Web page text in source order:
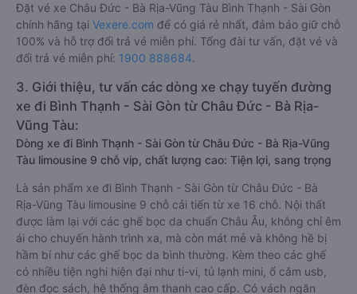
Đặt vé xe Châu Đức - Bà Rịa-Vũng Tàu Bình Thạnh - Sài Gòn
chính hãng tại Vexere.com để có giá rẻ nhất, đảm bảo giữ chỗ
100% và hỗ trợ đổi trả vé miễn phí. Tổng đài tư vấn, đặt vé và
đổi trả vé miễn phí: 1900 888684.
3. Giới thiệu, tư vấn các dòng xe chạy tuyến đường
xe đi Bình Thạnh - Sài Gòn từ Châu Đức - Bà Rịa-
Vũng Tàu:
Dòng xe đi Bình Thạnh - Sài Gòn từ Châu Đức - Bà Rịa-Vũng
Tàu limousine 9 chỗ vip, chất lượng cao: Tiện lợi, sang trọng
Là sản phẩm xe đi Bình Thạnh - Sài Gòn từ Châu Đức - Bà
Rịa-Vũng Tàu limousine 9 chỗ cải tiến từ xe 16 chỗ. Nội thất
được làm lại với các ghế bọc da chuẩn Châu Âu, không chỉ êm
ái cho chuyến hành trình xa, mà còn mát mẻ và không hề bị
hầm bí như các ghế bọc da bình thường. Kèm theo các ghế
có nhiều tiện nghi hiện đại như ti-vi, tủ lạnh mini, ổ cắm usb,
đèn đọc sách, hệ thống âm thanh cao cấp. Có vách ngăn